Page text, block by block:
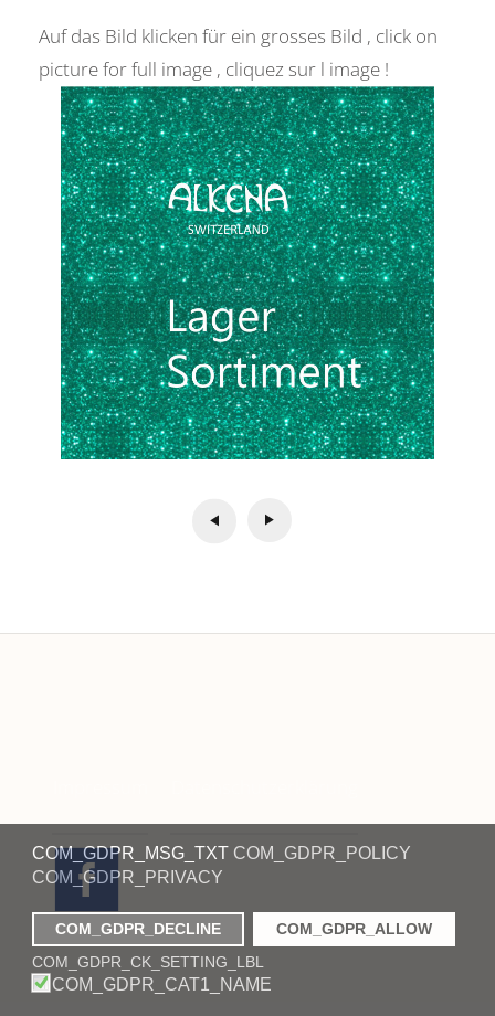
COM_GDPR_MSG_TXT COM_GDPR_POLICY
COM_GDPR_PRIVACY
COM_GDPR_DECLINE
COM_GDPR_ALLOW
COM_GDPR_CK_SETTING_LBL
COM_GDPR_CAT1_NAME
Auf das Bild klicken für ein grosses Bild , click on
picture for full image , cliquez sur l image !